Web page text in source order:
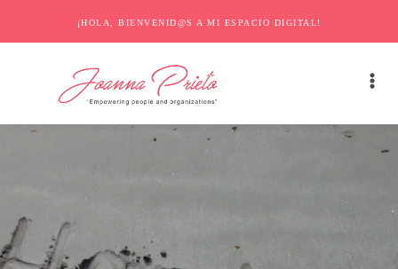
¡HOLA, BIENVENID@S A MI ESPACIO DIGITAL!